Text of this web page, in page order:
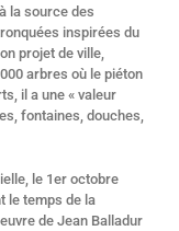
la source des
inspirées du
projet de ville,
arbres où le piéton
il a une « valeur
fontaines, douches,
le 1er octobre
le temps de la
de Jean Balladur